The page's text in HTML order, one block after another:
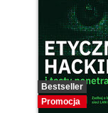
Bestseller
Promocja